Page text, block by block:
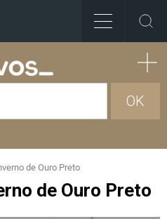
OK
de Ouro Preto
de Ouro Preto